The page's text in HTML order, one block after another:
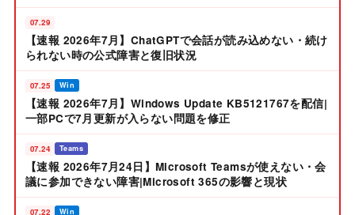
07.29
【速報 2026年7月】ChatGPTで会話が読み込めない・続け
られない時の公式障害と復旧状況
07.25 Win
【速報 2026年7月】Windows Update KB5121767を配信|
一部PCで7月更新が入らない問題を修正
07.24 Teams
【速報 2026年7月24日】Microsoft Teamsが使えない・会
議に参加できない障害|Microsoft 365の影響と現状
07.22 Win